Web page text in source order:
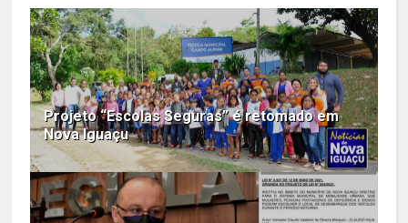
Projeto “Escolas Seguras” é retomado em
Nova Iguaçu